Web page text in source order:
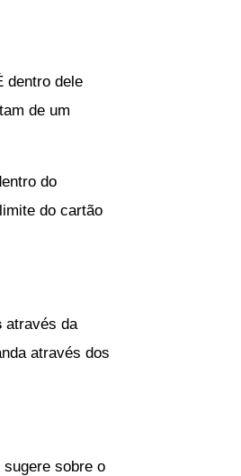
dentro dele
de um
do
do cartão
através da
através dos
sobre o